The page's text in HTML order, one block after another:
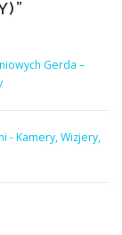
”
Gerda –
- Kamery, Wizjery,